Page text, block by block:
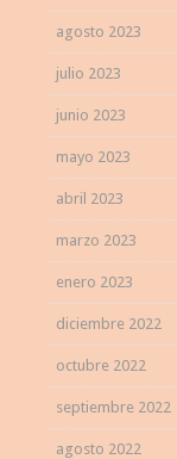
agosto 2023
julio 2023
junio 2023
mayo 2023
abril 2023
marzo 2023
enero 2023
diciembre 2022
octubre 2022
septiembre 2022
agosto 2022